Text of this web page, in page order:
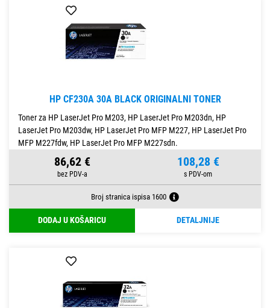
HP CF230A 30A BLACK ORIGINALNI TONER
Toner za HP LaserJet Pro M203, HP LaserJet Pro M203dn, HP
LaserJet Pro M203dw, HP LaserJet Pro MFP M227, HP LaserJet Pro
MFP M227fdw, HP LaserJet Pro MFP M227sdn.
86,62 € 108,28 €
Broj stranica ispisa 1600
DODAJ U KOŠARICU DETALJNIJE